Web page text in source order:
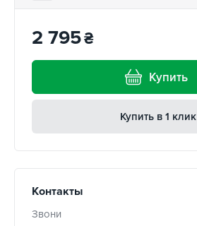
2 795₴
Купить
Купить в 1 клик
Контакты
Звони